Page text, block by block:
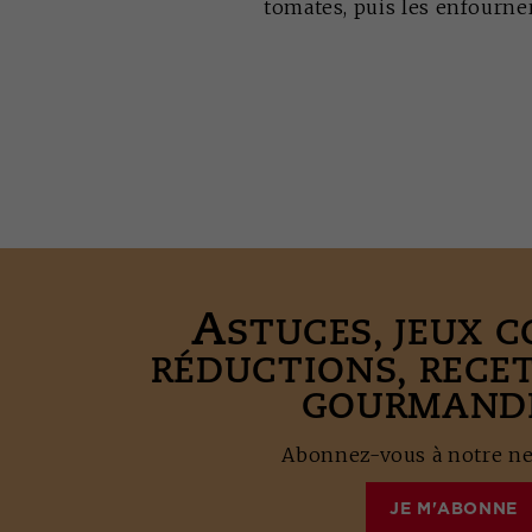
tomates, puis les
ASTUCES, JEUX
RÉDUCTIONS,
Abonnez-vous à notre
JE M'ABONNE